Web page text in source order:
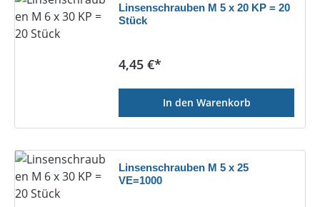
Linsenschrauben M 5 x 20 KP = 20
Stück
Regulärer Preis:
4,45 €*
In den Warenkorb
Linsenschrauben M 5 x 25
VE=1000